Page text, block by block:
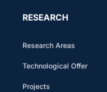
RESEARCH
Research Areas
Technological Offer
Projects